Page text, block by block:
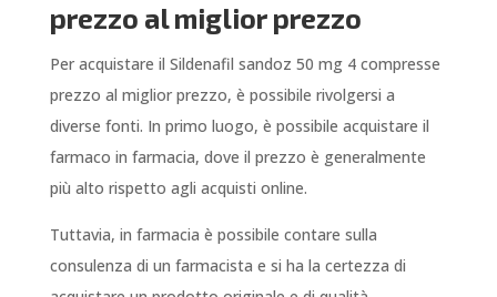
prezzo al miglior prezzo
Per acquistare il Sildenafil sandoz 50 mg 4 compresse
prezzo al miglior prezzo, è possibile rivolgersi a
diverse fonti. In primo luogo, è possibile acquistare il
farmaco in farmacia, dove il prezzo è generalmente
più alto rispetto agli acquisti online.
Tuttavia, in farmacia è possibile contare sulla
consulenza di un farmacista e si ha la certezza di